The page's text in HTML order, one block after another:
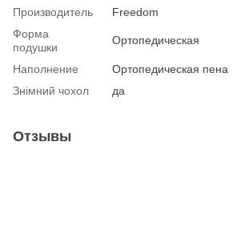
Производитель
Freedom
Форма
подушки
Ортопедическая
Наполнение
Ортопедическая пена
Знімний чохол
да
Отзывы